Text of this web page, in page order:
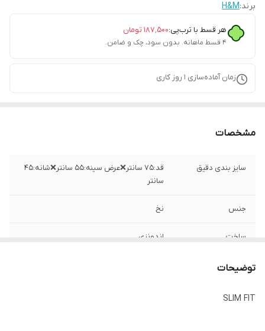
برند:H&M
هر قسط با ترب‌پی:۱۸۷٬۵۰۰ تومان
۴ قسط ماهانه. بدون سود، چک و ضامن.
زمان آماده‌سازی 1 روز کاری
مشخصات
سایز بندی دقیق
قد:۷۵ سانتر❌عرض سینه:۵۵ سانتر❌شانه:۴۵
سانتر
جنس نخ
ساخت اندونزی
توضیحات
SLIM FIT